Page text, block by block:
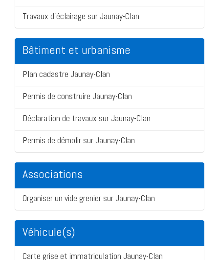
Travaux d'éclairage sur Jaunay-Clan
Bâtiment et urbanisme
Plan cadastre Jaunay-Clan
Permis de construire Jaunay-Clan
Déclaration de travaux sur Jaunay-Clan
Permis de démolir sur Jaunay-Clan
Associations
Organiser un vide grenier sur Jaunay-Clan
Véhicule(s)
Carte grise et immatriculation Jaunay-Clan